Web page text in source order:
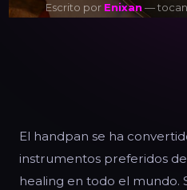
Escrito por Enixan —
El handpan se ha
instrumentos preferidos
healing en todo el mundo.